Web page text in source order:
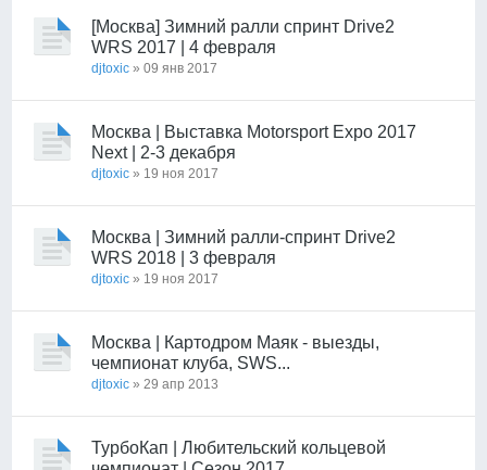
[Москва] Зимний ралли спринт Drive2
WRS 2017 | 4 февраля
djtoxic » 09 янв 2017
Москва | Выставка Motorsport Expo 2017
Next | 2-3 декабря
djtoxic » 19 ноя 2017
Москва | Зимний ралли-спринт Drive2
WRS 2018 | 3 февраля
djtoxic » 19 ноя 2017
Москва | Картодром Маяк - выезды,
чемпионат клуба, SWS...
djtoxic » 29 апр 2013
ТурбоКап | Любительский кольцевой